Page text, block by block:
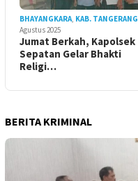
BHAYANGKARA KAB. TANGERANG
Agustus 2025
Jumat Berkah, Kapolsek
Sepatan Gelar Bhakti
Religi…
BERITA KRIMINAL